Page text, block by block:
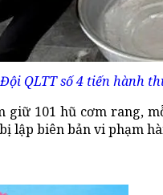
Đội QLTT số 4 tiến hành
giữ 101 hũ cơm rang,
lập biên bản vi phạm